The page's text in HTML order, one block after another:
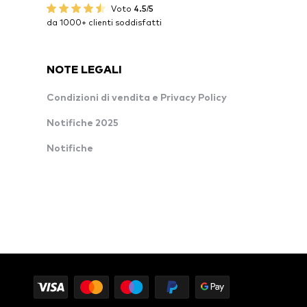
Voto 4.5/5
da 1000+ clienti soddisfatti
NOTE LEGALI
Condizioni di vendita e Privacy Policy
Notifiche 2025
Notifiche